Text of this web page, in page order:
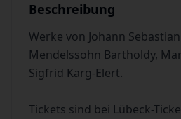
Beschreibung
Werke von Johann
Mendelssohn Bartholdy,
Sigfrid Karg-Elert.
Tickets sind bei Lübeck-